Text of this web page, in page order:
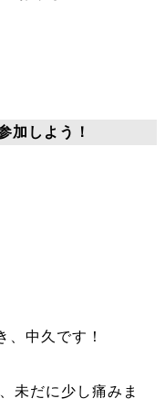
しよう！
、中久です！
未だに少し痛みま